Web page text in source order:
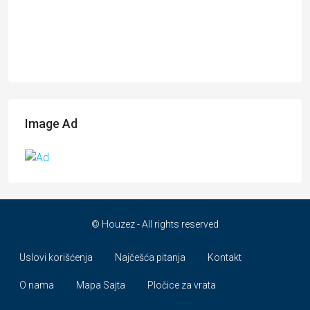
Image Ad
© Houzez - All rights reserved
Uslovi korišćenja Najčešća pitanja Kontakt
O nama Mapa Sajta Pločice za vrata